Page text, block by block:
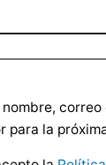
nombre,
para la